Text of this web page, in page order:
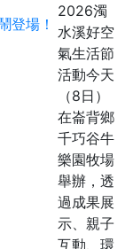
2026濁
水溪好空
氣生活節
活動今天
（8日）
在崙背鄉
千巧谷牛
樂園牧場
舉辦，透
過成果展
示、親子
互動、環